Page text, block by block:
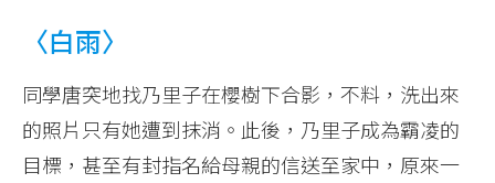
〈白雨〉
同學唐突地找乃里子在櫻樹下合影，不料，洗出來
的照片只有她遭到抹消。此後，乃里子成為霸凌的
目標，甚至有封指名給母親的信送至家中，原來一